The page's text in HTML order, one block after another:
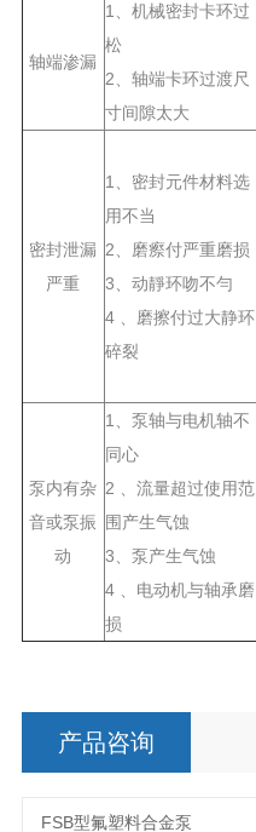
轴端渗漏
1、机械密封卡环过
松
2、轴端卡环过渡尺
寸间隙太大
密封泄漏
严重
1、密封元件材料选
用不当
2、磨瘵付严重磨损
3、动靜环吻不勻
4 、磨擦付过大静环
碎裂
泵内有杂
音或泵振
动
1、泵轴与电机轴不
同心
2 、流量超过使用范
围产生气蚀
3、泵产生气蚀
4 、电动机与轴承磨
损
产品咨询